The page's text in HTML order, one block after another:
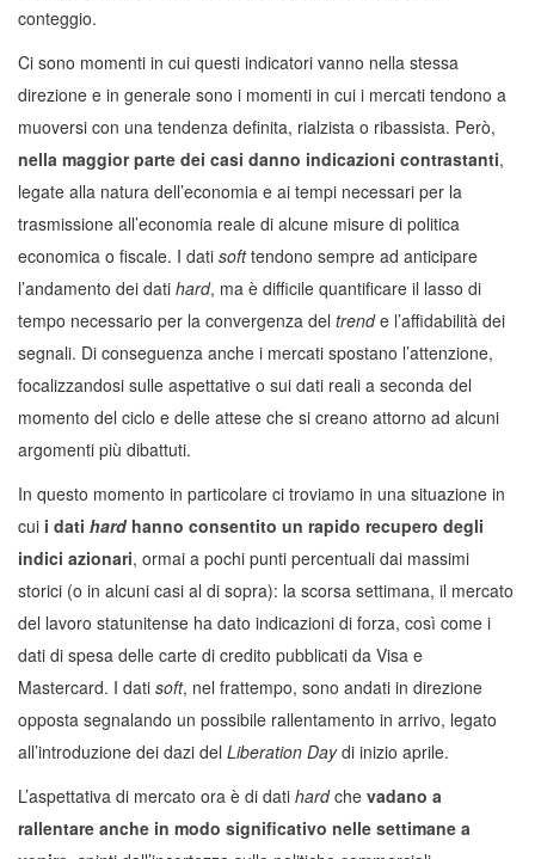
conteggio.
Ci sono momenti in cui questi indicatori vanno nella stessa
direzione e in generale sono i momenti in cui i mercati tendono a
muoversi con una tendenza definita, rialzista o ribassista. Però,
nella maggior parte dei casi danno indicazioni contrastanti,
legate alla natura dell’economia e ai tempi necessari per la
trasmissione all’economia reale di alcune misure di politica
economica o fiscale. I dati softtendono sempre ad anticipare
l’andamento dei dati hard, ma è difficile quantificare il lasso di
tempo necessario per la convergenza del trende l’affidabilità dei
segnali. Di conseguenza anche i mercati spostano l’attenzione,
focalizzandosi sulle aspettative o sui dati reali a seconda del
momento del ciclo e delle attese che si creano attorno ad alcuni
argomenti più dibattuti.
In questo momento in particolare ci troviamo in una situazione in
cui i dati hardhanno consentito un rapido recupero degli
indici azionari, ormai a pochi punti percentuali dai massimi
storici (o in alcuni casi al di sopra): la scorsa settimana, il mercato
del lavoro statunitense ha dato indicazioni di forza, così come i
dati di spesa delle carte di credito pubblicati da Visa e
Mastercard. I dati soft, nel frattempo, sono andati in direzione
opposta segnalando un possibile rallentamento in arrivo, legato
all’introduzione dei dazi del Liberation Daydi inizio aprile.
L’aspettativa di mercato ora è di dati hardche vadano a
rallentare anche in modo significativo nelle settimane a